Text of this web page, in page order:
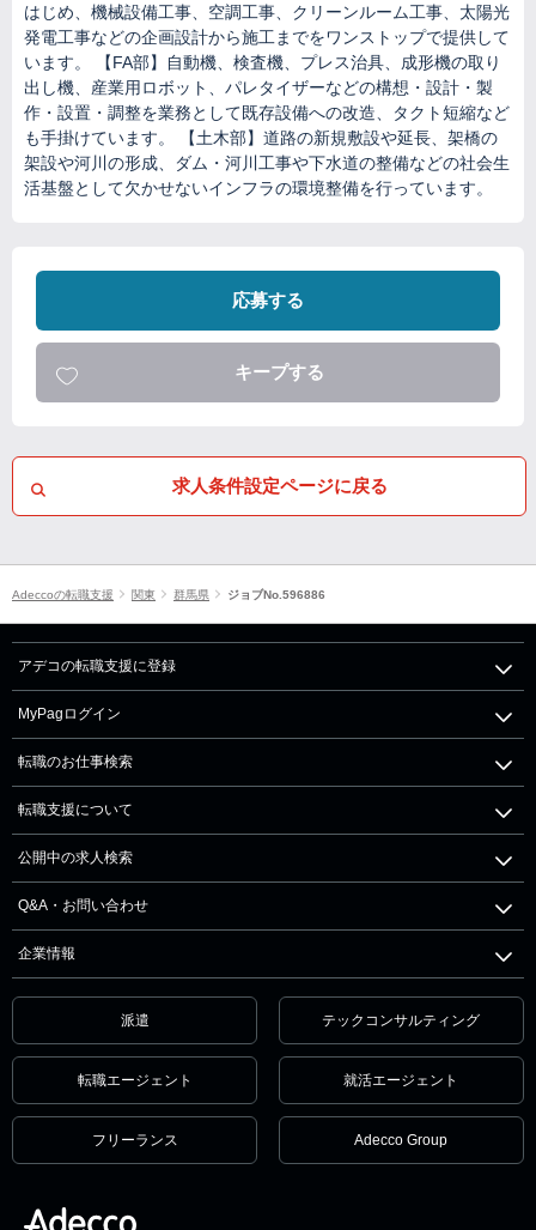
はじめ、機械設備工事、空調工事、クリーンルーム工事、太陽光
発電工事などの企画設計から施工までをワンストップで提供して
います。 【FA部】自動機、検査機、プレス治具、成形機の取り
出し機、産業用ロボット、パレタイザーなどの構想・設計・製
作・設置・調整を業務として既存設備への改造、タクト短縮など
も手掛けています。 【土木部】道路の新規敷設や延長、架橋の
架設や河川の形成、ダム・河川工事や下水道の整備などの社会生
活基盤として欠かせないインフラの環境整備を行っています。
応募する
キープする
求人条件設定ページに戻る
Adeccoの転職支援 関東 群馬県 ジョブNo.596886
アデコの転職支援に登録
MyPagログイン
転職のお仕事検索
転職支援について
公開中の求人検索
Q&A・お問い合わせ
企業情報
派遣 テックコンサルティング
転職エージェント 就活エージェント
フリーランス Adecco Group